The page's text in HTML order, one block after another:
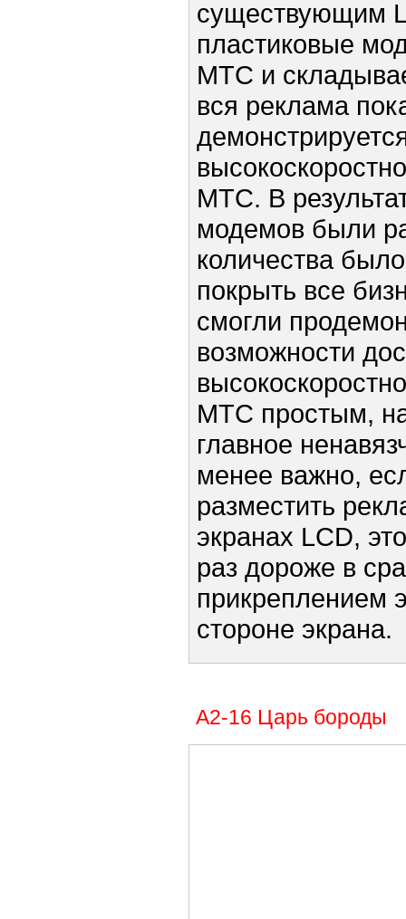
существующим
пластиковые
МТС и
вся реклама
МТС. В
модемов были
количества
покрыть все
смогли
возможности
МТС простым,
главное
менее важно,
разместить
экранах LCD,
раз дороже в
прикреплением
стороне экрана.
А2-16 Царь бороды